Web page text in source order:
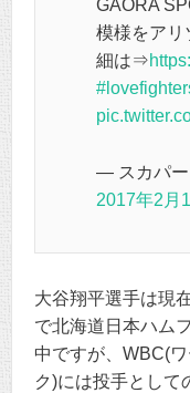
GAORA
模様をアリ
細は⇒
— スカパー
2017年2月
大谷翔平選手は現
で北海道日本ハム
中ですが、WBC(
ク)には投手として